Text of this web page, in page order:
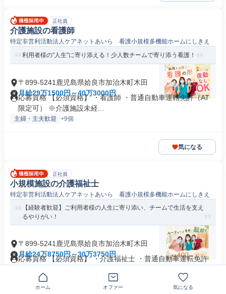
正社員
介護施設の看護師
特定非営利活動法人ケアネットあいら 看護小規模多機能ホームにしきえ
利用者様の"人生"に寄り添える！少人数チームで寄り添う看護！
〒899-5241鹿児島県姶良市加治木町木田
月給29万1500円～40万3000円
応募資格 【必須資格】 ・看護師 ・普通自動車運転免許（AT
限定可） ※介護施設未経...
主婦・主夫歓迎 +9個
気になる
正社員
小規模施設の介護福祉士
特定非営利活動法人ケアネットあいら 看護小規模多機能ホームにしきえ
【経験者歓迎】ご利用者様の人生に寄り添い、チームで生活を支え
るやりがい！
〒899-5241鹿児島県姶良市加治木町木田
月給24万8750円～30万3750円
応募資格 【必須資格】 ・介護福祉士 ・普通自動車運転免許
主婦・主夫歓迎
ホーム オファー 気になる